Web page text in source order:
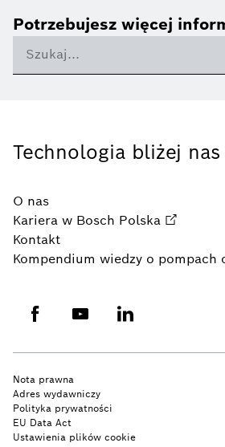
Potrzebujesz więcej
Technologia bliżej nas
O nas
Kariera w Bosch Polska
Kontakt
Kompendium wiedzy o pompach
Nota prawna
Adres wydawniczy
Polityka prywatności
EU Data Act
Ustawienia plików cookie